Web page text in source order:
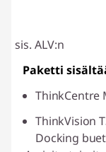
sis. ALV:n
Paketti
ThinkCentre
ThinkVision
Docking